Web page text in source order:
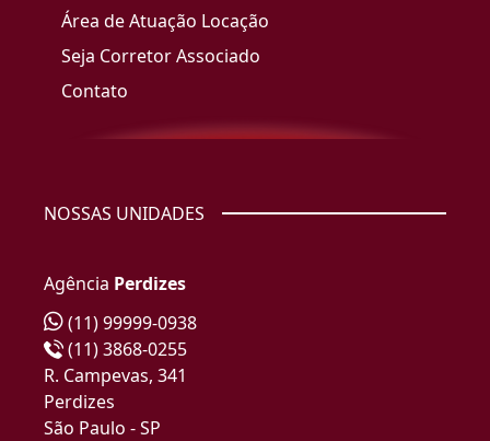
Área de Atuação Locação
Seja Corretor Associado
Contato
NOSSAS UNIDADES
Agência Perdizes
(11) 99999-0938
(11) 3868-0255
R. Campevas, 341
Perdizes
São Paulo - SP